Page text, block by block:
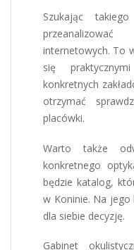
Szukając
internetowych. To
się
konkretnych
otrzymać
placówki.
Warto także
konkretnego
będzie katalog,
w Koninie. Na jego
dla siebie decyzję.
Gabinet